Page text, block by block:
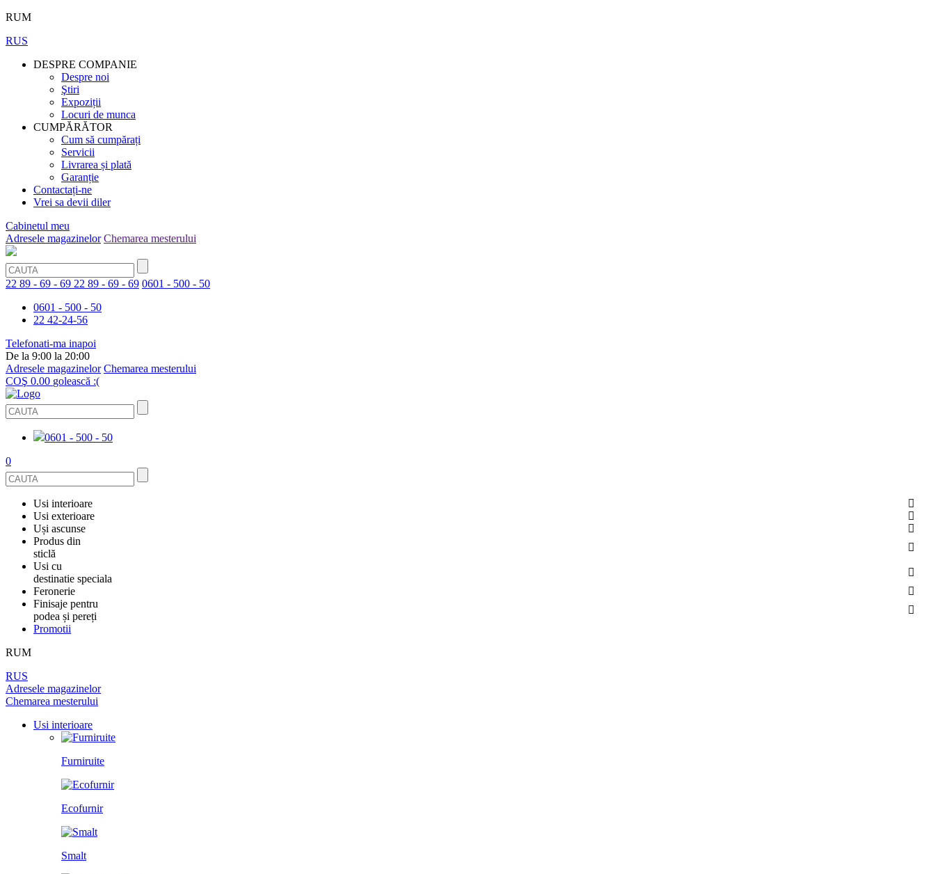
RUM
RUS
DESPRE COMPANIE
Despre noi
Ştiri
Expoziții
Locuri de munca
CUMPĂRĂTOR
Cum să cumpărați
Servicii
Livrarea și plată
Garanție
Contactați-ne
Vrei sa devii diler
Cabinetul meu
Adresele magazinelor Chemarea mesterului
22 89 - 69 - 69 22 89 - 69 - 69 0601 - 500 - 50
0601 - 500 - 50
22 42-24-56
Telefonati-ma inapoi
De la 9:00 la 20:00
Adresele magazinelor Chemarea mesterului
COŞ 0.00 golească :(
0601 - 500 - 50
0
Usi interioare
FURNIRUITE
SMALT
DIN LEMN DE PIN
LICHIDARE DE STOC
TOATE USILE
Usi exterioare
USI METALICE
PENTRU APARTAMENT
PENTRU CASA
Uși ascunse
OGLINDIT
GRESIE PORȚELANATĂ
Produs din
sticlă
BALUSTRADE ȘI TREPTE
CABINE DE DUȘ ȘI PEREȚI DESPĂRȚITORI
Usi cu
destinatie speciala
USI ANTIFOC (ANTIINCENDIU)
Feronerie
ACCESORII
MINERE PENTRU UȘI
SISTEM DE GLISARE
Finisaje pentru
podea și pereți
Promotii
RUM
RUS
Adresele magazinelor
Chemarea mesterului
Usi interioare
Furniruite
Ecofurnir
Smalt